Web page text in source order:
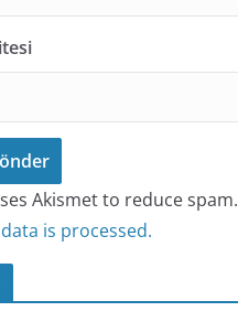
Akismet to reduce spam.
is processed.